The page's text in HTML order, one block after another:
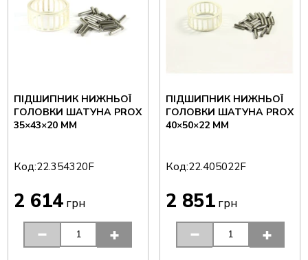
ПІДШИПНИК НИЖНЬОЇ
ГОЛОВКИ ШАТУНА PROX
35×43×20 ММ
Код:22.354320F
2 614грн
ПІДШИПНИК НИЖНЬОЇ
ГОЛОВКИ ШАТУНА PROX
40×50×22 ММ
Код:22.405022F
2 851 грн